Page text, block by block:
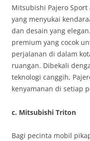
Mitsubishi Pajero
yang menyukai
dan desain yang
premium yang cocok
perjalanan di dalam
ruangan. Dibekali
teknologi canggih,
kenyamanan di setiap
c. Mitsubishi Triton
Bagi pecinta mobil